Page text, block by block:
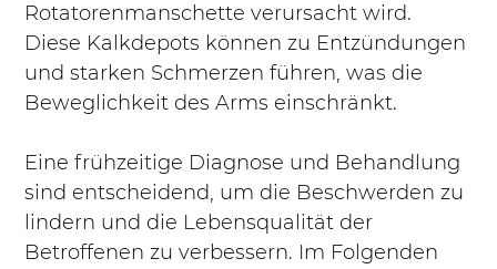
Rotatorenmanschette verursacht wird.
Diese Kalkdepots können zu Entzündungen
und starken Schmerzen führen, was die
Beweglichkeit des Arms einschränkt.
Eine frühzeitige Diagnose und Behandlung
sind entscheidend, um die Beschwerden zu
lindern und die Lebensqualität der
Betroffenen zu verbessern. Im Folgenden